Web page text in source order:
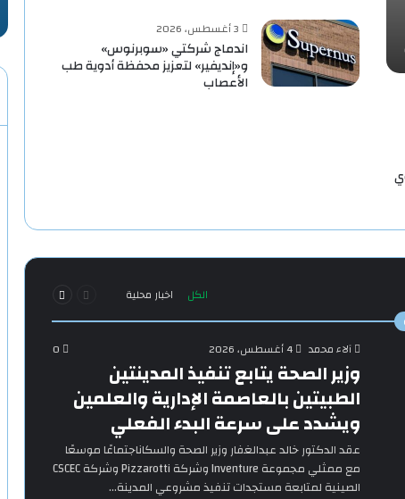
3 أغسطس، 2026
اندماج شركتي «سوبرنوس»
و«إنديفير» لتعزيز محفظة أدوية طب
الأعصاب
الكل اخبار محلية
الصفحة
آلاء محمد
4 أغسطس، 2026 0
وزير الصحة يتابع تنفيذ المدينتين
الطبيتين بالعاصمة الإدارية والعلمين
ويشدد على سرعة البدء الفعلي
‎عقد الدكتور خالد عبدالغفار وزير الصحة والسكاناجتماعًا موسعًا
مع ممثلي مجموعة Inventure وشركة Pizzarotti وشركة CSCEC
الصينية لمتابعة مستجدات تنفيذ مشروعي المدينة…